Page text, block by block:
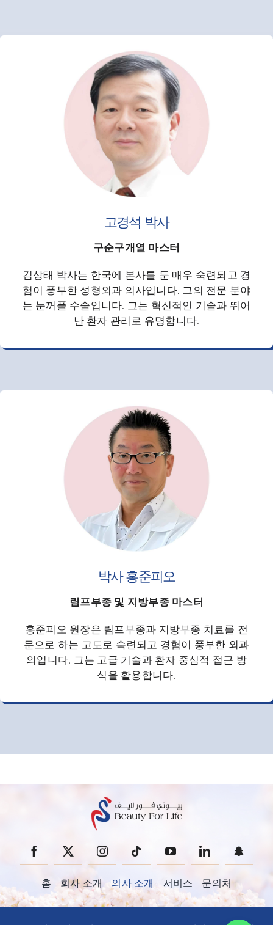
고경석 박사
구순구개열 마스터
김상태 박사는 한국에 본사를 둔 매우 숙련되고 경
험이 풍부한 성형외과 의사입니다. 그의 전문 분야
는 눈꺼풀 수술입니다. 그는 혁신적인 기술과 뛰어
난 환자 관리로 유명합니다.
박사 홍준피오
림프부종 및 지방부종 마스터
홍준피오 원장은 림프부종과 지방부종 치료를 전
문으로 하는 고도로 숙련되고 경험이 풍부한 외과
의입니다. 그는 고급 기술과 환자 중심적 접근 방
식을 활용합니다.
홈 회사 소개 의사 소개 서비스 문의처